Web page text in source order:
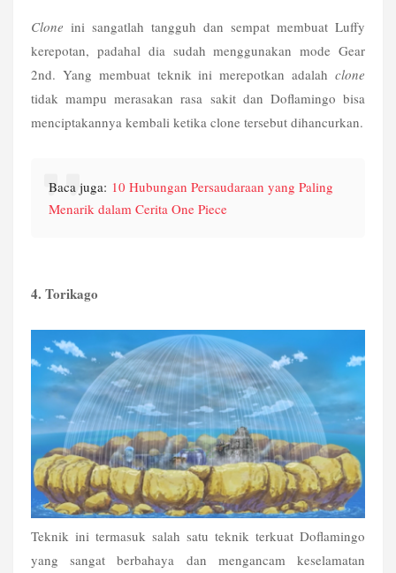
Clone ini sangatlah tangguh dan sempat membuat Luffy
kerepotan, padahal dia sudah menggunakan mode Gear
2nd. Yang membuat teknik ini merepotkan adalah clone
tidak mampu merasakan rasa sakit dan Doflamingo bisa
menciptakannya kembali ketika clone tersebut dihancurkan.
Baca juga: 10 Hubungan Persaudaraan yang Paling
Menarik dalam Cerita One Piece
4. Torikago
Teknik ini termasuk salah satu teknik terkuat Doflamingo
yang sangat berbahaya dan mengancam keselamatan